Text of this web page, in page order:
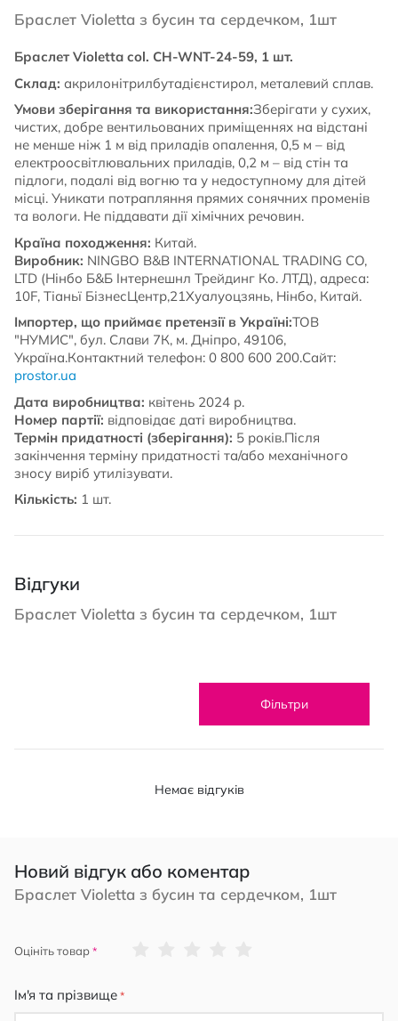
Браслет Violetta з бусин та сердечком, 1шт
Браслет Violetta col. CH-WNT-24-59, 1 шт.
Склад: акрилонітрилбутадієнстирол, металевий сплав.
Умови зберігання та використання:Зберігати у сухих,
чистих, добре вентильованих приміщеннях на відстані
не менше ніж 1 м від приладів опалення, 0,5 м – від
електроосвітлювальних приладів, 0,2 м – від стін та
підлоги, подалі від вогню та у недоступному для дітей
місці. Уникати потрапляння прямих сонячних променів
та вологи. Не піддавати дії хімічних речовин.
Країна походження: Китай.
Виробник: NINGBO B&B INTERNATIONAL TRADING CO,
LTD (Нінбо Б&Б Інтернешнл Трейдинг Ко. ЛТД), адреса:
10F, Тіаньї БізнесЦентр,21Хуалуоцзянь, Нінбо, Китай.
Імпортер, що приймає претензії в Україні:ТОВ
"НУМИС", бул. Слави 7К, м. Дніпро, 49106,
Україна.Контактний телефон: 0 800 600 200.Сайт:
prostor.ua
Дата виробництва: квітень 2024 р.
Номер партії: відповідає даті виробництва.
Термін придатності (зберігання): 5 років.Після
закінчення терміну придатності та/або механічного
зносу виріб утилізувати.
Кількість: 1 шт.
Відгуки
Браслет Violetta з бусин та сердечком, 1шт
Фільтри
Немає відгуків
Новий відгук або коментар
Браслет Violetta з бусин та сердечком, 1шт
Оцініть товар
Ім'я та прізвище